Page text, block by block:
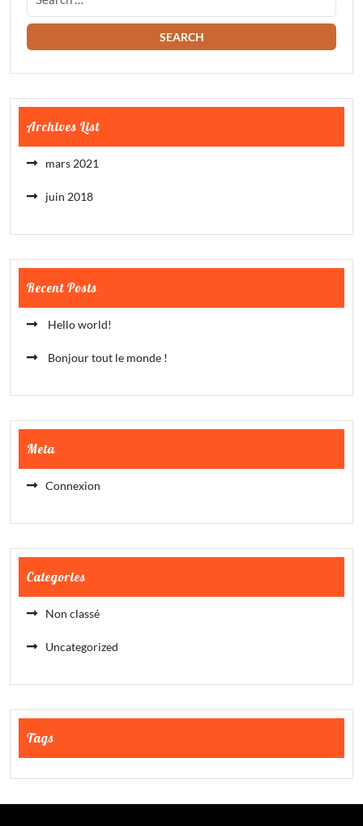
Archives List
mars 2021
juin 2018
Recent Posts
Hello world!
Bonjour tout le monde !
Meta
Connexion
Categories
Non classé
Uncategorized
Tags